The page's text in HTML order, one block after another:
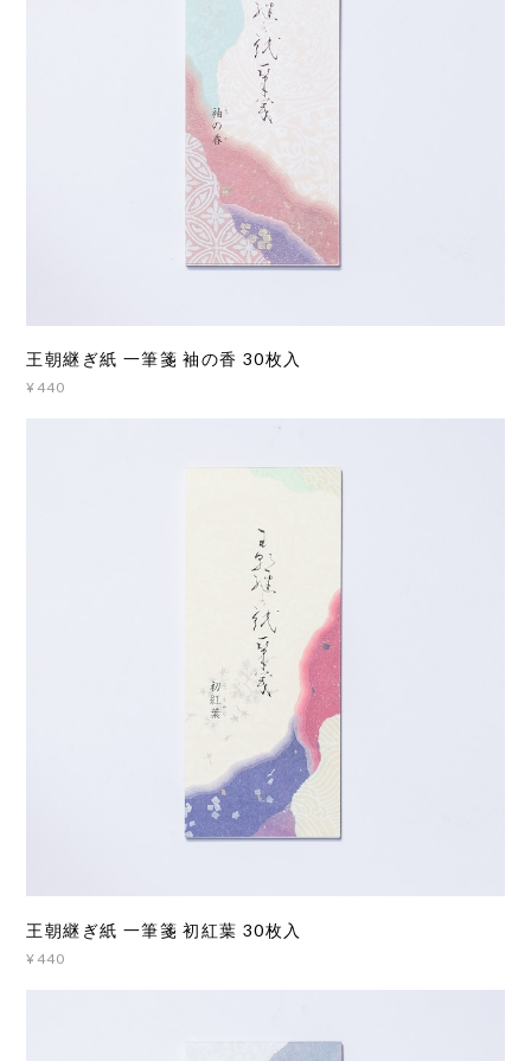
王朝継ぎ紙 一筆箋 袖の香 30枚入
¥440
王朝継ぎ紙 一筆箋 初紅葉 30枚入
¥440